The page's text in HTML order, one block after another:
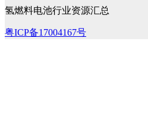
氢燃料电池行业资源汇总
粤ICP备17004167号